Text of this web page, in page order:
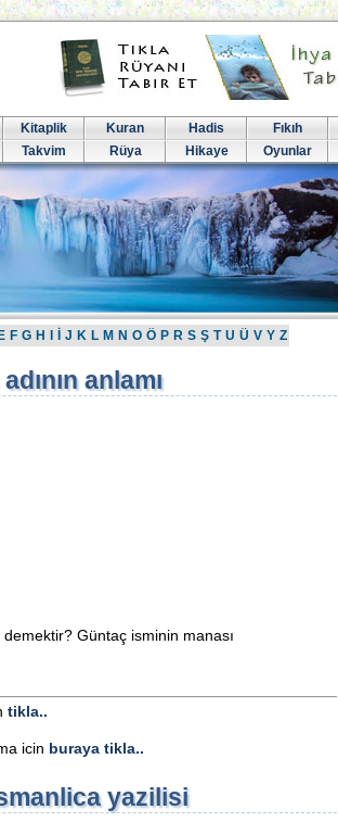
Kitaplik Kuran Hadis Fıkıh
Takvim Rüya Hikaye Oyunlar
E F G H J K L M N O Ö P R S Ş T U Ü V Y Z
anlamı
Güntaç isminin manası
tikla..
icin buraya tikla..
yazilisi